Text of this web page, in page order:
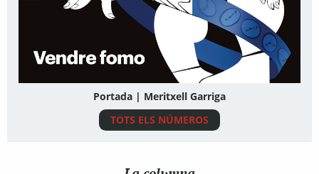
Portada | Meritxell Garriga
TOTS ELS NÚMEROS